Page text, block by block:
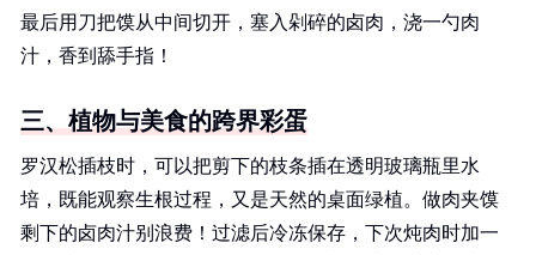
最后用刀把馍从中间切开，塞入剁碎的卤肉，浇一勺肉
汁，香到舔手指！
三、植物与美食的跨界彩蛋
罗汉松插枝时，可以把剪下的枝条插在透明玻璃瓶里水
培，既能观察生根过程，又是天然的桌面绿植。做肉夹馍
剩下的卤肉汁别浪费！过滤后冷冻保存，下次炖肉时加一